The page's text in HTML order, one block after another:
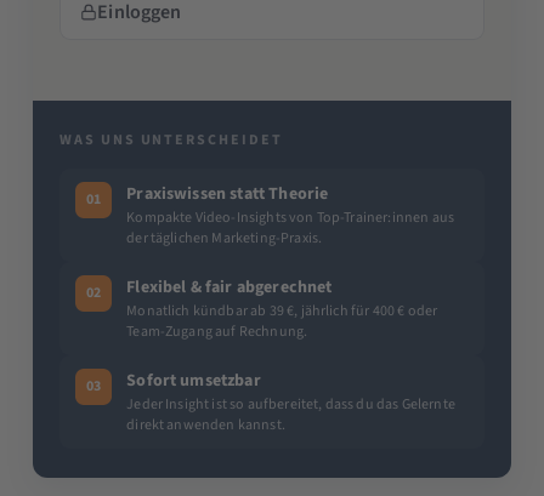
Einloggen
WAS UNS UNTERSCHEIDET
01 Praxiswissen statt Theorie
Kompakte Video-Insights von Top-Trainer:innen aus
der täglichen Marketing-Praxis.
02 Flexibel & fair abgerechnet
Monatlich kündbar ab 39 €, jährlich für 400 € oder
Team-Zugang auf Rechnung.
03 Sofort umsetzbar
Jeder Insight ist so aufbereitet, dass du das Gelernte
direkt anwenden kannst.